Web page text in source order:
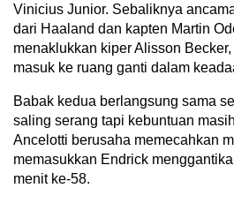
Vinicius Junior. Sebaliknya
dari Haaland dan kapten Martin
menaklukkan kiper Alisson
masuk ke ruang ganti dalam
Babak kedua berlangsung sama
saling serang tapi kebuntuan
Ancelotti berusaha memecahkan
memasukkan Endrick
menit ke-58.